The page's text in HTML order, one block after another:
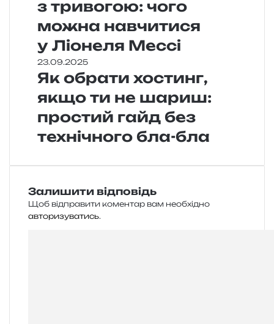
з тривогою: чого
можна навчитися
у Ліонеля Мессі
23.09.2025
Як обрати хостинг,
якщо ти не шариш:
простий гайд без
технічного бла-бла
Залишити відповідь
Щоб відправити коментар вам необхідно
авторизуватись.